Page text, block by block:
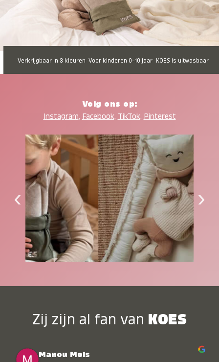
Verkrijgbaar in 3 kleuren Voor kinderen 0-10 jaar KOES is uitwasbaar
Volg ons op:
Instagram, Facebook, TikTok, Pinterest
‹ ›
Zij zijn al fan van KOES
Manou Mols